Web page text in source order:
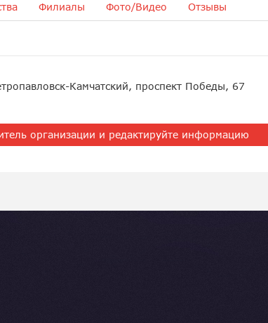
Филиалы Фото/Видео Отзывы
Камчатский, проспект Победы, 67
организации и редактируйте информацию